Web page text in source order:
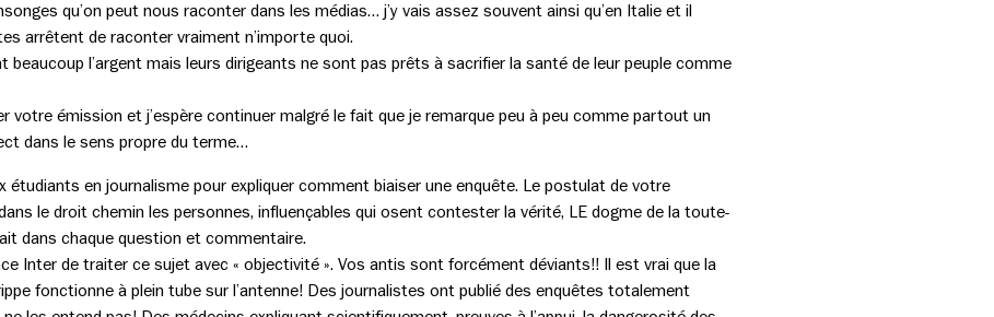
qu’on peut nous raconter dans les médias… j’y vais assez souvent ainsi qu’en Italie et il
arrêtent de raconter vraiment n’importe quoi.
beaucoup l’argent mais leurs dirigeants ne sont pas prêts à sacrifier la santé de leur peuple comme
votre émission et j’espère continuer malgré le fait que je remarque peu à peu comme partout un
dans le sens propre du terme…
étudiants en journalisme pour expliquer comment biaiser une enquête. Le postulat de votre
le droit chemin les personnes, influençables qui osent contester la vérité, LE dogme de la toute-
dans chaque question et commentaire.
Inter de traiter ce sujet avec « objectivité ». Vos antis sont forcément déviants!! Il est vrai que la
fonctionne à plein tube sur l’antenne! Des journalistes ont publié des enquêtes totalement